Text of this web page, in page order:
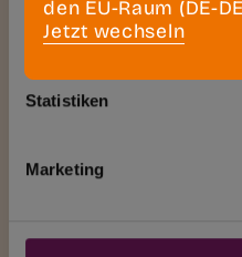
den EU-Raum (DE-
Jetzt wechseln
Präferenzen
Statistiken
Marketing